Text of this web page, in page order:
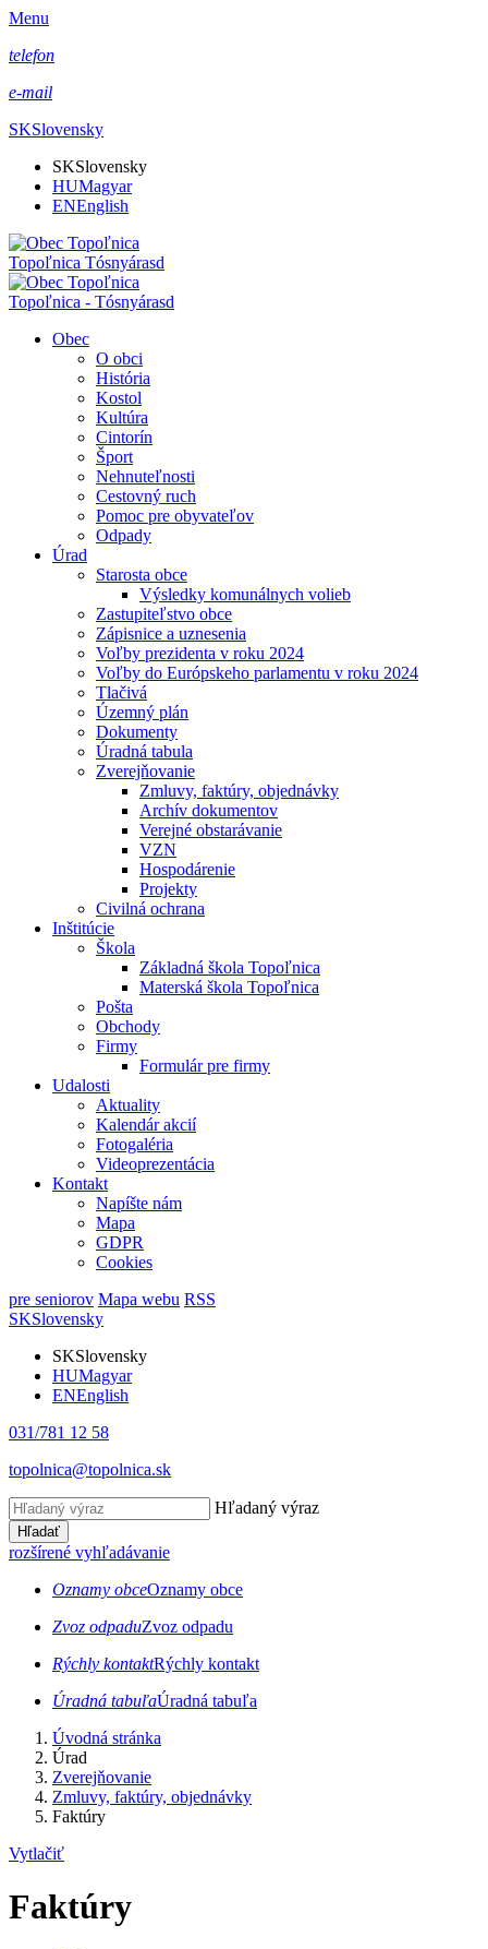
Menu
telefon
e-mail
SKSlovensky
SKSlovensky
HUMagyar
ENEnglish
Topoľnica Tósnyárasd
Topoľnica - Tósnyárasd
Obec
O obci
História
Kostol
Kultúra
Cintorín
Šport
Nehnuteľnosti
Cestovný ruch
Pomoc pre obyvateľov
Odpady
Úrad
Starosta obce
Výsledky komunálnych volieb
Zastupiteľstvo obce
Zápisnice a uznesenia
Voľby prezidenta v roku 2024
Voľby do Európskeho parlamentu v roku 2024
Tlačivá
Územný plán
Dokumenty
Úradná tabula
Zverejňovanie
Zmluvy, faktúry, objednávky
Archív dokumentov
Verejné obstarávanie
VZN
Hospodárenie
Projekty
Civilná ochrana
Inštitúcie
Škola
Základná škola Topoľnica
Materská škola Topoľnica
Pošta
Obchody
Firmy
Formulár pre firmy
Udalosti
Aktuality
Kalendár akcií
Fotogaléria
Videoprezentácia
Kontakt
Napíšte nám
Mapa
GDPR
Cookies
pre seniorov Mapa webu RSS
SKSlovensky
SKSlovensky
HUMagyar
ENEnglish
031/781 12 58
topolnica@topolnica.sk
Hľadaný výraz
Hľadať
rozšírené vyhľadávanie
Oznamy obceOznamy obce
Zvoz odpaduZvoz odpadu
Rýchly kontaktRýchly kontakt
Úradná tabuľaÚradná tabuľa
Úvodná stránka
Úrad
Zverejňovanie
Zmluvy, faktúry, objednávky
Faktúry
Vytlačiť
Faktúry